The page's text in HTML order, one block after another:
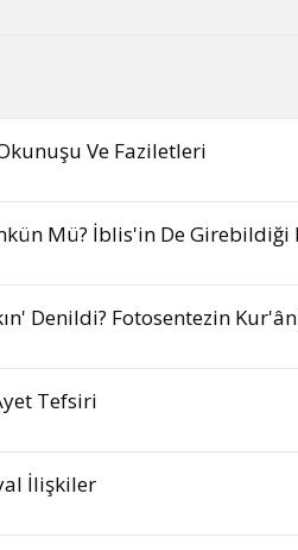
Ve Faziletleri
Mü? İblis'in De Girebildiği
Denildi? Fotosentezin
Tefsiri
İlişkiler